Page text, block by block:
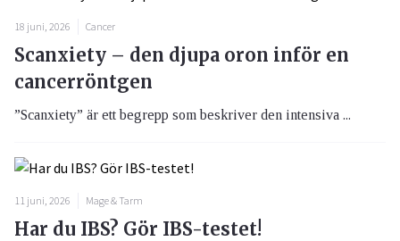
18 juni, 2026 Cancer
Scanxiety – den djupa oron inför en
cancerröntgen
”Scanxiety” är ett begrepp som beskriver den intensiva ...
11 juni, 2026 Mage & Tarm
Har du IBS? Gör IBS-testet!